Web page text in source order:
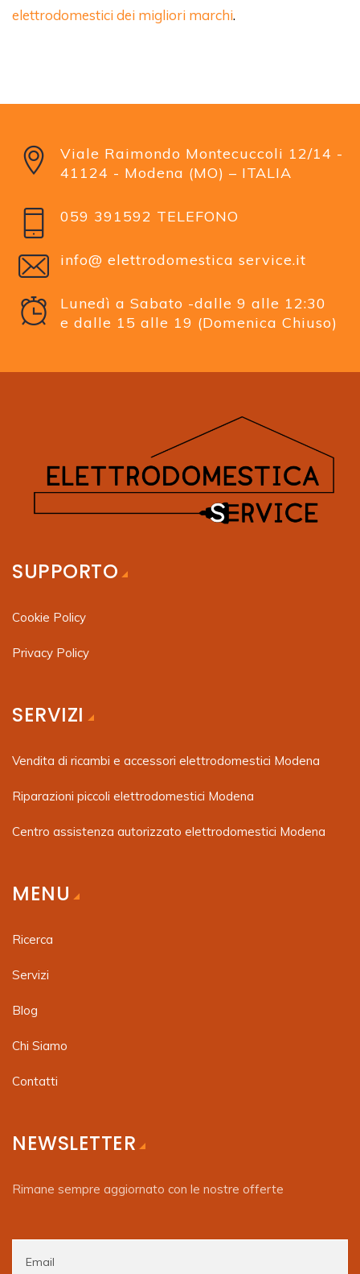
elettrodomestici dei migliori marchi.
Viale Raimondo Montecuccoli 12/14 -
41124 - Modena (MO) – ITALIA
059 391592 TELEFONO
info@ elettrodomestica service.it
Lunedì a Sabato -dalle 9 alle 12:30
e dalle 15 alle 19 (Domenica Chiuso)
SUPPORTO
Cookie Policy
Privacy Policy
SERVIZI
Vendita di ricambi e accessori elettrodomestici Modena
Riparazioni piccoli elettrodomestici Modena
Centro assistenza autorizzato elettrodomestici Modena
MENU
Ricerca
Servizi
Blog
Chi Siamo
Contatti
NEWSLETTER
Rimane sempre aggiornato con le nostre offerte